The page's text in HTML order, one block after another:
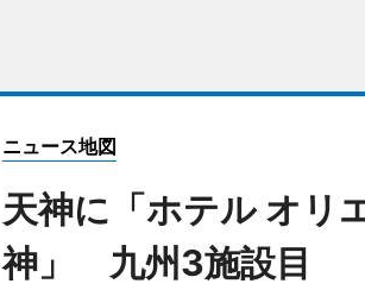
ニュース地図
天神に「ホテル オリ
神」 九州3施設目